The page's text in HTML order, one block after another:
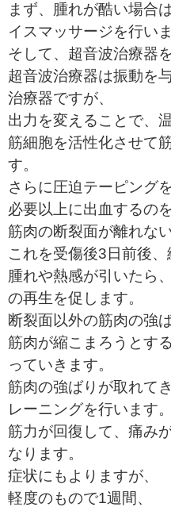
まず、腫れが酷い場合
イスマッサージを行いま
そして、超音波治療器
超音波治療器は振動を
治療器ですが、
出力を変えることで、
筋細胞を活性化させて
す。
さらに圧迫テーピング
必要以上に出血するの
筋肉の断裂面が離れな
これを受傷後3日前後、
腫れや熱感が引いたら
の再生を促します。
断裂面以外の筋肉の強
筋肉が縮こまろうとす
っていきます。
筋肉の強ばりが取れて
レーニングを行います。
筋力が回復して、痛み
なります。
症状にもよりますが、
軽度のもので1週間、